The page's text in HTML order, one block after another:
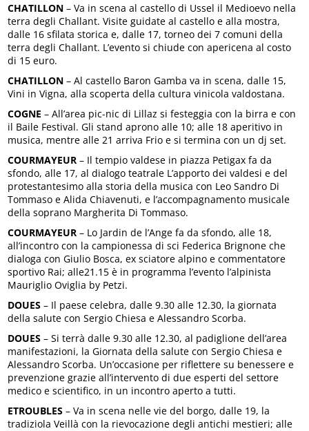
CHATILLON – Va in scena al castello di Ussel il Medioevo nella
terra degli Challant. Visite guidate al castello e alla mostra,
dalle 16 sfilata storica e, dalle 17, torneo dei 7 comuni della
terra degli Challant. L’evento si chiude con apericena al costo
di 15 euro.
CHATILLON – Al castello Baron Gamba va in scena, dalle 15,
Vini in Vigna, alla scoperta della cultura vinicola valdostana.
COGNE – All’area pic-nic di Lillaz si festeggia con la birra e con
il Baile Festival. Gli stand aprono alle 10; alle 18 aperitivo in
musica, mentre alle 21 arriva Frio e si termina con un dj set.
COURMAYEUR – Il tempio valdese in piazza Petigax fa da
sfondo, alle 17, al dialogo teatrale L’apporto dei valdesi e del
protestantesimo alla storia della musica con Leo Sandro Di
Tommaso e Alida Chiavenuti, e l’accompagnamento musicale
della soprano Margherita Di Tommaso.
COURMAYEUR – Lo Jardin de l’Ange fa da sfondo, alle 18,
all’incontro con la campionessa di sci Federica Brignone che
dialoga con Giulio Bosca, ex sciatore alpino e commentatore
sportivo Rai; alle21.15 è in programma l’evento l’alpinista
Mauriglio Oviglia by Petzi.
DOUES – Il paese celebra, dalle 9.30 alle 12.30, la giornata
della salute con Sergio Chiesa e Alessandro Scorba.
DOUES – Si terrà dalle 9.30 alle 12.30, al padiglione dell’area
manifestazioni, la Giornata della salute con Sergio Chiesa e
Alessandro Scorba. Un’occasione per riflettere su benessere e
prevenzione grazie all’intervento di due esperti del settore
medico e scientifico, in un incontro aperto a tutti.
ETROUBLES – Va in scena nelle vie del borgo, dalle 19, la
tradiziola Veillà con la rievocazione degli antichi mestieri; alle